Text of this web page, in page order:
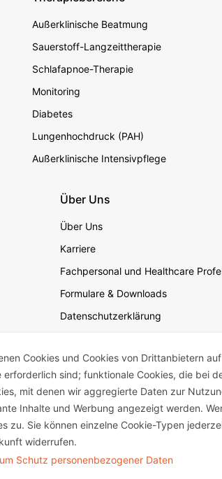
secondary
Außerklinische Beatmung
Sauerstoff-Langzeittherapie
Schlafapnoe-Therapie
Monitoring
Diabetes
Lungenhochdruck (PAH)
Außerklinische Intensivpflege
Über Uns
Über Uns
Karriere
Fachpersonal und Healthcare
Formulare & Downloads
Datenschutzerklärung
Geschäftsbedingungen für die
Impressum
Unternehmensverantwortung
Cookies und Cookies von Drittanbietern
sind; funktionale Cookies, die bei
mit denen wir aggregierte Daten zur
Inhalte und Werbung angezeigt werden.
zu. Sie können einzelne Cookie-Typen
widerrufen.
Schutz personenbezogener Daten